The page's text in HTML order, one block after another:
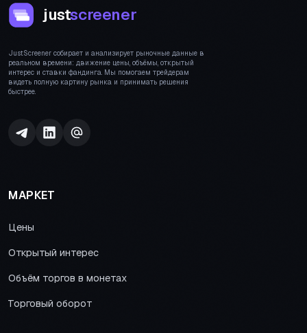
justscreener
JustScreener собирает и анализирует рыночные данные в
реальном времени: движение цены, объёмы, открытый
интерес и ставки фандинга. Мы помогаем трейдерам
видеть полную картину рынка и принимать решения
быстрее.
МАРКЕТ
Цены
Открытый интерес
Объём торгов в монетах
Торговый оборот